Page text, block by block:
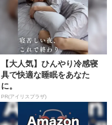
【大人気】ひんやり冷感寝
具で快適な睡眠をあなた
に。
PR(アイリスプラザ)